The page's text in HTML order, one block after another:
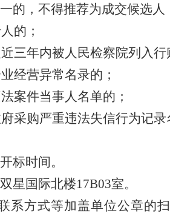
，不得推荐为成交候选人
的；
年内被人民检察院列入行
经营异常名录的；
案件当事人名单的；
购严重违法失信行为记录
标时间。
国际北楼17B03室。
方式等加盖单位公章的